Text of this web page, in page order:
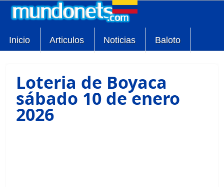
Inicio Articulos Noticias Baloto
Loteria de Boyaca
sábado 10 de enero
2026